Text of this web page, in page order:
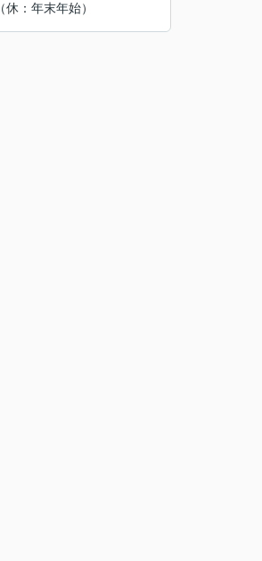
（休：年末年始）